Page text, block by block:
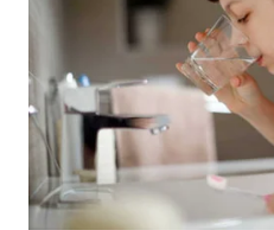
MAJALENGKA
WN
SUBANG
WN
SUKABUMI